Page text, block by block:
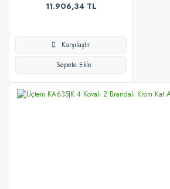
11.906,34 TL
Karşılaştır
Sepete Ekle